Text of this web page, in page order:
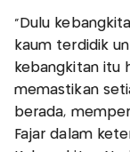
“Dulu
kaum terdidik
kebangkitan itu
memastikan
berada,
Fajar dalam